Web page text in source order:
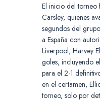
El inicio del torneo
Carsley, quienes
segundos del
a España con
Liverpool, Harvey
goles, incluyendo
para el 2-1
en el certamen,
torneo, solo por